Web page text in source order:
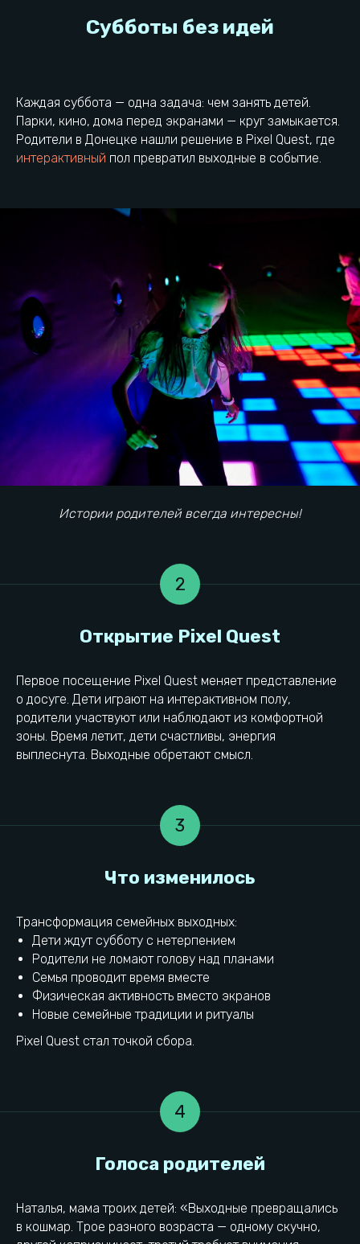
Каждая суббота — одна задача: чем занять детей.
Парки, кино, дома перед экранами — круг замыкается.
Родители в Донецке нашли решение в Pixel Quest, где
интерактивный пол превратил выходные в событие.
Истории родителей всегда интересны!
2
Первое посещение Pixel Quest меняет представление
о досуге. Дети играют на интерактивном полу,
родители участвуют или наблюдают из комфортной
зоны. Время летит, дети счастливы, энергия
выплеснута. Выходные обретают смысл.
3
Что изменилось
Трансформация семейных выходных:
Дети ждут субботу с нетерпением
Родители не ломают голову над планами
Семья проводит время вместе
Физическая активность вместо экранов
Новые семейные традиции и ритуалы
Pixel Quest стал точкой сбора.
4
Голоса родителей
Наталья, мама троих детей: «Выходные превращались
в кошмар. Трое разного возраста — одному скучно,
Пиксель Квест находится